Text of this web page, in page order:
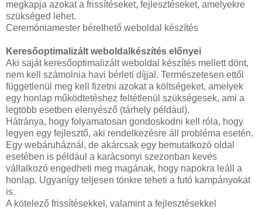
megkapja azokat a frissítéseket, fejlesztéseket, amelyekre
szükséged lehet.
Ceremóniamester bérelhető weboldal készítés
Keresőoptimalizált weboldalkészítés előnyei
Aki saját keresőoptimalizált weboldal készítés mellett dönt,
nem kell számolnia havi bérleti díjjal. Természetesen ettől
függetlenül meg kell fizetni azokat a költségeket, amelyek
egy honlap működtetéshez feltétlenül szükségesek, ami a
legtöbb esetben elenyésző (tárhely például).
Hátránya, hogy folyamatosan gondoskodni kell róla, hogy
legyen egy fejlesztő, aki rendelkezésre áll probléma esetén.
Egy webáruháznál, de akárcsak egy bemutatkozó oldal
esetében is például a karácsonyi szezonban kevés
vállalkozó engedheti meg magának, hogy napokra leáll a
honlap. Ugyanígy teljesen tönkre teheti a futó kampányokat
is.
A kötelező frissítésekkel, valamint a fejlesztésekkel